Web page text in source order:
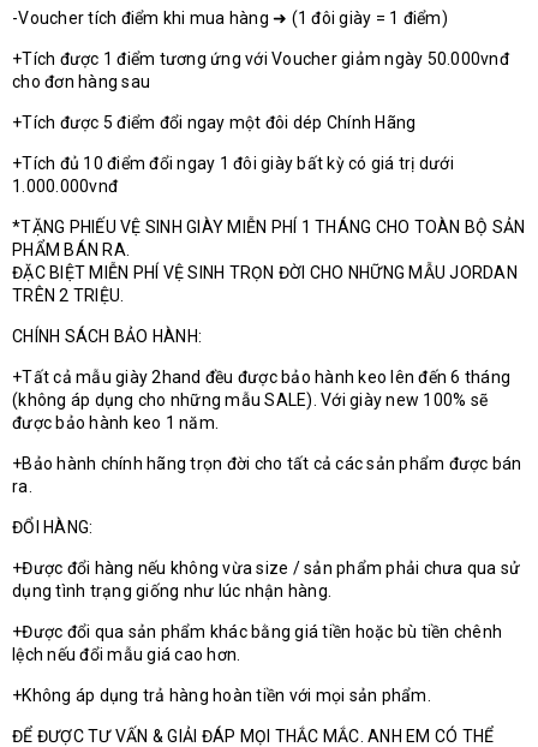
-Voucher tích điểm khi mua hàng ➜ (1 đôi giày = 1 điểm)
+Tích được 1 điểm tương ứng với Voucher giảm ngày 50.000vnđ
cho đơn hàng sau
+Tích được 5 điểm đổi ngay một đôi dép Chính Hãng
+Tích đủ 10 điểm đổi ngay 1 đôi giày bất kỳ có giá trị dưới
1.000.000vnđ
*TẶNG PHIẾU VỆ SINH GIÀY MIỄN PHÍ 1 THÁNG CHO TOÀN BỘ SẢN
PHẨM BÁN RA.
ĐẶC BIỆT MIỄN PHÍ VỆ SINH TRỌN ĐỜI CHO NHỮNG MẪU JORDAN
TRÊN 2 TRIỆU.
CHÍNH SÁCH BẢO HÀNH:
+Tất cả mẫu giày 2hand đều được bảo hành keo lên đến 6 tháng
(không áp dụng cho những mẫu SALE). Với giày new 100% sẽ
được bảo hành keo 1 năm.
+Bảo hành chính hãng trọn đời cho tất cả các sản phẩm được bán
ra.
ĐỔI HÀNG:
+Được đổi hàng nếu không vừa size / sản phẩm phải chưa qua sử
dụng tình trạng giống như lúc nhận hàng.
+Được đổi qua sản phẩm khác bằng giá tiền hoặc bù tiền chênh
lệch nếu đổi mẫu giá cao hơn.
+Không áp dụng trả hàng hoàn tiền với mọi sản phẩm.
ĐỂ ĐƯỢC TƯ VẤN & GIẢI ĐÁP MỌI THẮC MẮC. ANH EM CÓ THỂ